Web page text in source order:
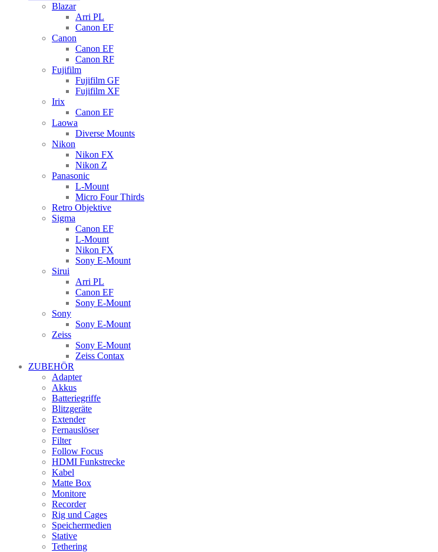
Blazar
Arri PL
Canon EF
Canon
Canon EF
Canon RF
Fujifilm
Fujifilm GF
Fujifilm XF
Irix
Canon EF
Laowa
Diverse Mounts
Nikon
Nikon FX
Nikon Z
Panasonic
L-Mount
Micro Four Thirds
Retro Objektive
Sigma
Canon EF
L-Mount
Nikon FX
Sony E-Mount
Sirui
Arri PL
Canon EF
Sony E-Mount
Sony
Sony E-Mount
Zeiss
Sony E-Mount
Zeiss Contax
ZUBEHÖR
Adapter
Akkus
Batteriegriffe
Blitzgeräte
Extender
Fernauslöser
Filter
Follow Focus
HDMI Funkstrecke
Kabel
Matte Box
Monitore
Recorder
Rig und Cages
Speichermedien
Stative
Tethering